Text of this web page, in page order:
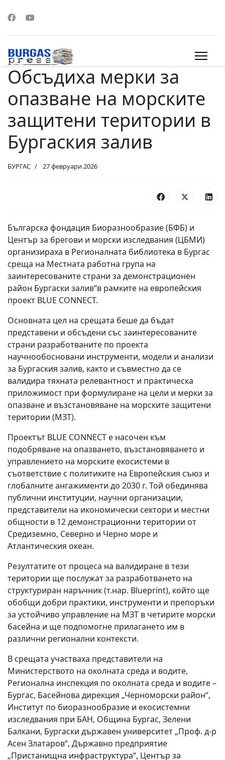
Обсъдиха мерки за
опазване на морските
защитени територии в
Бургаския залив
БУРГАС 27 февруари 2026
Българска фондация Биоразнообразие (БФБ) и
Център за брегови и морски изследвания (ЦБМИ)
организираха в Регионалната библиотека в Бургас
среща на Местната работна група на
заинтересованите страни за демонстрационен
район Бургаски залив“в рамките на европейския
проект BLUE CONNECT.
Основната цел на срещата беше да бъдат
представени и обсъдени със заинтересованите
страни разработваните по проекта
научнообосновани инструменти, модели и анализи
за Бургаския залив, както и съвместно да се
валидира тяхната релевантност и практическа
приложимост при формулиране на цели и мерки за
опазване и възстановяване на морските защитени
територии (МЗТ).
Проектът BLUE CONNECT е насочен към
подобряване на опазването, възстановяването и
управлението на морските екосистеми в
съответствие с политиките на Европейския съюз и
глобалните ангажименти до 2030 г. Той обединява
публични институции, научни организации,
представители на икономически сектори и местни
общности в 12 демонстрационни територии от
Средиземно, Северно и Черно море и
Атлантическия океан.
Резултатите от процеса на валидиране в тези
територии ще послужат за разработването на
структуриран наръчник (т.нар. Blueprint), който ще
обобщи добри практики, инструменти и препоръки
за устойчиво управление на МЗТ в четирите морски
басейна и ще подпомогне прилагането им в
различни регионални контексти.
В срещата участваха представители на
Министерството на околната среда и водите,
Регионална инспекция по околната среда и водите –
Бургас, Басейнова дирекция „Черноморски район“,
Институт по биоразнообразие и екосистемни
изследвания при БАН, Община Бургас, Зелени
Балкани, Бургаски държавен университет „Проф. д-р
Асен Златаров“, Държавно предприятие
„Пристанищна инфраструктура“, Център за